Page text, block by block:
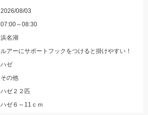
2026/08/03
07:00～08:30
浜名湖
ルアーにサポートフックをつけると掛けやすい！
ハゼ
その他
ハゼ２２匹
ハゼ６～11ｃｍ